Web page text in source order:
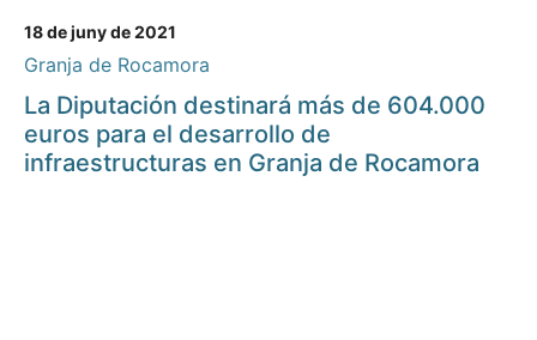
18 de juny de 2021
Granja de Rocamora
La Diputación destinará más de 604.000
euros para el desarrollo de
infraestructuras en Granja de Rocamora